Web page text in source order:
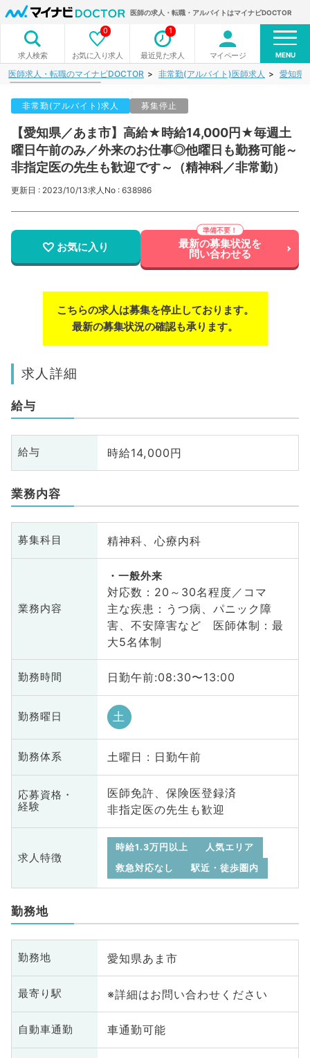
医師の求人・転職・アルバイトはマイナビDOCTOR
求人検索 お気に入り求人
0
最近見た求人
1
マイページ MENU
医師求人・転職のマイナビDOCTOR 非常勤(アルバイト)医師求人 愛知県
非常勤(アルバイト)求人 募集停止
【愛知県／あま市】高給★時給14,000円★毎週土
曜日午前のみ／外来のお仕事◎他曜日も勤務可能～
非指定医の先生も歓迎です～（精神科／非常勤）
更新日 : 2023/10/13求人No : 638986
お気に入り 最新の募集状況を
問い合わせる
こちらの求人は募集を停止しております。
最新の募集状況の確認も承ります。
求人詳細
給与
給与 時給14,000円
業務内容
募集科目 精神科、心療内科
業務内容
一般外来
対応数：20～30名程度／コマ
主な疾患：うつ病、パニック障
害、不安障害など 医師体制：最
大5名体制
勤務時間 日勤午前:08:30〜13:00
勤務曜日 土
勤務体系 土曜日 : 日勤午前
応募資格・
経験
医師免許、保険医登録済
非指定医の先生も歓迎
求人特徴
時給1.3万円以上
人気エリア
救急対応なし
駅近・徒歩圏内
勤務地
勤務地 愛知県あま市
最寄り駅 ※詳細はお問い合わせください
自動車通勤 車通勤可能